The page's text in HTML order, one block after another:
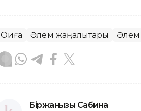
Оқиға Әлем жаңалықтары Әлем
Біржанқызы Сабина